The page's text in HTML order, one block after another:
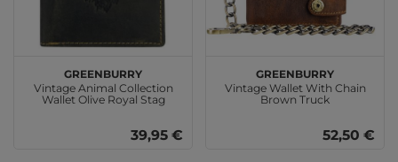
GREENBURRY
Vintage Animal Collection
Wallet Olive Royal Stag
39,95 €
GREENBURRY
Vintage Wallet With Chain
Brown Truck
52,50 €